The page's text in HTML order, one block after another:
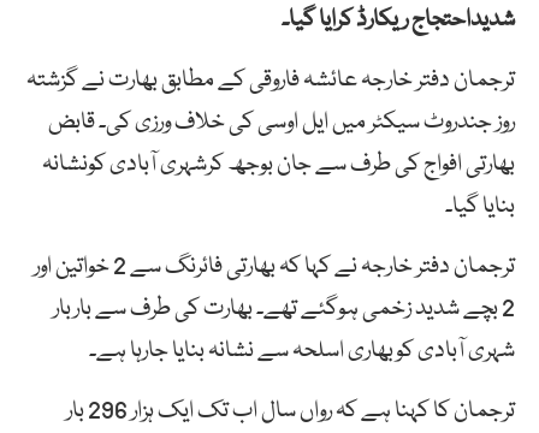
شدیداحتجاج ریکارڈ کرایا گیا۔
ترجمان دفتر خارجہ عائشہ فاروقی کے مطابق بھارت نے گزشتہ
روز جندروٹ سیکٹر میں ایل اوسی کی خلاف ورزی کی۔ قابض
بھارتی افواج کی طرف سے جان بوجھ کرشہری آبادی کونشانہ
بنایا گیا۔
ترجمان دفتر خارجہ نے کہا کہ بھارتی فائرنگ سے 2 خواتین اور
2 بچے شدید زخمی ہوگئے تھے۔ بھارت کی طرف سے باربار
شہری آبادی کوبھاری اسلحہ سے نشانہ بنایا جارہا ہے۔
ترجمان کا کہنا ہے کہ رواں سال اب تک ایک ہزار 296 بار